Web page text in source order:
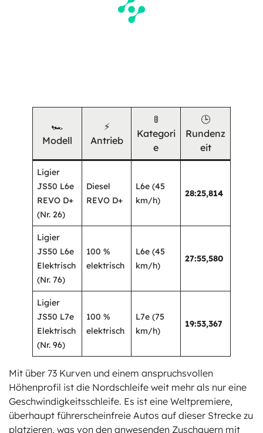
🏎️
Modell
⚡
Antrieb
🚦
Kategori
e
🕒
Rundenz
eit
Ligier
JS50 L6e
REVO D+
(Nr. 26)
Diesel
REVO D+
L6e (45
km/h)
28:25,814
Ligier
JS50 L6e
Elektrisch
(Nr. 76)
100 %
elektrisch
L6e (45
km/h)
27:55,580
Ligier
JS50 L7e
Elektrisch
(Nr. 96)
100 %
elektrisch
L7e (75
km/h)
19:53,367
Mit über 73 Kurven und einem anspruchsvollen
Höhenprofil ist die Nordschleife weit mehr als nur eine
Geschwindigkeitsschleife. Es ist eine Weltpremiere,
überhaupt führerscheinfreie Autos auf dieser Strecke zu
platzieren, was von den anwesenden Zuschauern mit